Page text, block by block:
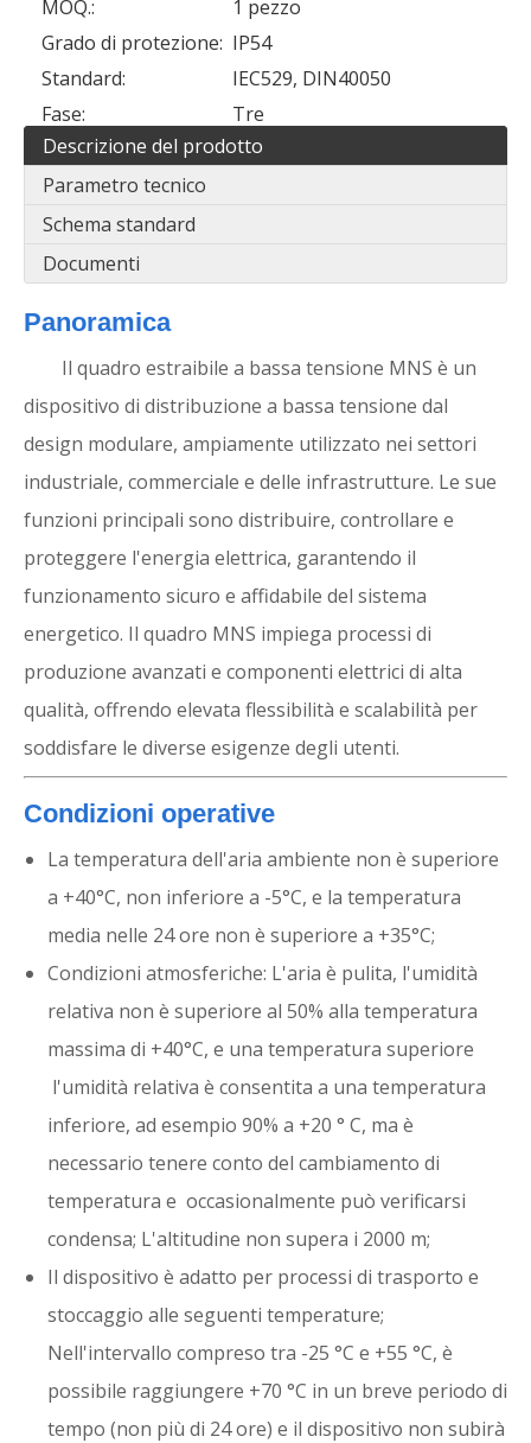
MOQ.:
1 pezzo
Grado di protezione: IP54
Standard:
IEC529, DIN40050
Fase:
Tre
Descrizione del prodotto
Parametro tecnico
Schema standard
Documenti
Panoramica
Il quadro estraibile a bassa tensione MNS è un
dispositivo di distribuzione a bassa tensione dal
design modulare, ampiamente utilizzato nei settori
industriale, commerciale e delle infrastrutture. Le sue
funzioni principali sono distribuire, controllare e
proteggere l'energia elettrica, garantendo il
funzionamento sicuro e affidabile del sistema
energetico. Il quadro MNS impiega processi di
produzione avanzati e componenti elettrici di alta
qualità, offrendo elevata flessibilità e scalabilità per
soddisfare le diverse esigenze degli utenti.
Condizioni operative
La temperatura dell'aria ambiente non è superiore
a +40°C, non inferiore a -5°C, e la temperatura
media nelle 24 ore non è superiore a +35°C;
Condizioni atmosferiche: L'aria è pulita, l'umidità
relativa non è superiore al 50% alla temperatura
massima di +40°C, e una temperatura superiore
l'umidità relativa è consentita a una temperatura
inferiore, ad esempio 90% a +20 ° C, ma è
necessario tenere conto del cambiamento di
temperatura e occasionalmente può verificarsi
condensa; L'altitudine non supera i 2000 m;
Il dispositivo è adatto per processi di trasporto e
stoccaggio alle seguenti temperature;
Nell'intervallo compreso tra -25 °C e +55 °C, è
possibile raggiungere +70 °C in un breve periodo di
tempo (non più di 24 ore) e il dispositivo non subirà